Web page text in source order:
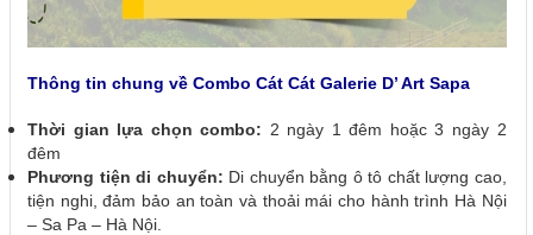
Thông tin chung về Combo Cát Cát Galerie D’ Art Sapa
Thời gian lựa chọn combo: 2 ngày 1 đêm hoặc 3 ngày 2
đêm
Phương tiện di chuyển: Di chuyển bằng ô tô chất lượng cao,
tiện nghi, đảm bảo an toàn và thoải mái cho hành trình Hà Nội
– Sa Pa – Hà Nội.